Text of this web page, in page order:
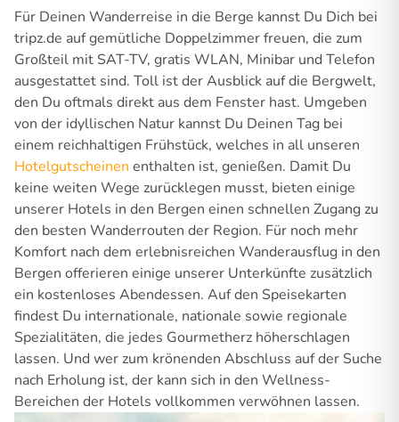
Für Deinen Wanderreise in die Berge kannst Du Dich bei
tripz.de auf gemütliche Doppelzimmer freuen, die zum
Großteil mit SAT-TV, gratis WLAN, Minibar und Telefon
ausgestattet sind. Toll ist der Ausblick auf die Bergwelt,
den Du oftmals direkt aus dem Fenster hast. Umgeben
von der idyllischen Natur kannst Du Deinen Tag bei
einem reichhaltigen Frühstück, welches in all unseren
Hotelgutscheinen enthalten ist, genießen. Damit Du
keine weiten Wege zurücklegen musst, bieten einige
unserer Hotels in den Bergen einen schnellen Zugang zu
den besten Wanderrouten der Region. Für noch mehr
Komfort nach dem erlebnisreichen Wanderausflug in den
Bergen offerieren einige unserer Unterkünfte zusätzlich
ein kostenloses Abendessen. Auf den Speisekarten
findest Du internationale, nationale sowie regionale
Spezialitäten, die jedes Gourmetherz höherschlagen
lassen. Und wer zum krönenden Abschluss auf der Suche
nach Erholung ist, der kann sich in den Wellness-
Bereichen der Hotels vollkommen verwöhnen lassen.